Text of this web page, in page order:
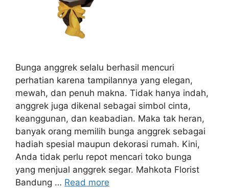
Bunga anggrek selalu berhasil mencuri
perhatian karena tampilannya yang elegan,
mewah, dan penuh makna. Tidak hanya indah,
anggrek juga dikenal sebagai simbol cinta,
keanggunan, dan keabadian. Maka tak heran,
banyak orang memilih bunga anggrek sebagai
hadiah spesial maupun dekorasi rumah. Kini,
Anda tidak perlu repot mencari toko bunga
yang menjual anggrek segar. Mahkota Florist
Bandung … Read more